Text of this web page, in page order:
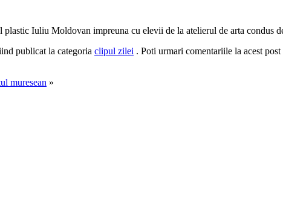
Iuliu Moldovan impreuna cu elevii de la atelierul de arta condus
publicat la categoria clipul zilei . Poti urmari comentariile la acest post
muresean »